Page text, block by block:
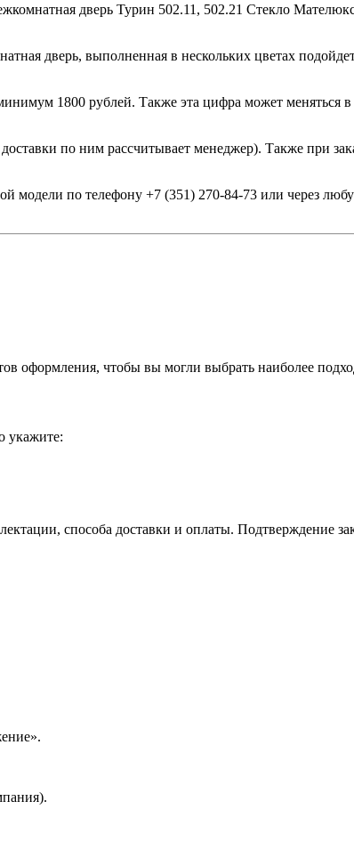
дверь Турин 502.11, 502.21 Стекло
дверь, выполненная в нескольких цветах
1800 рублей. Также эта цифра может меняться
по ним рассчитывает менеджер). Также при
модели по телефону +7 (351) 270-84-73 или через
оформления, чтобы вы могли выбрать наиболее
укажите:
способа доставки и оплаты. Подтверждение